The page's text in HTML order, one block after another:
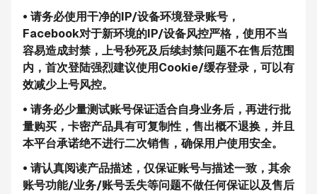
• 请务必使用干净的IP/设备环境登录账号，
Facebook对于新环境的IP/设备风控严格，使用不当
容易造成封禁，上号秒死及后续封禁问题不在售后范围
内，首次登陆强烈建议使用Cookie/缓存登录，可以有
效减少上号风控。
• 请务必少量测试账号保证适合自身业务后，再进行批
量购买，卡密产品具有可复制性，售出概不退换，并且
本平台承诺绝不进行二次销售，确保用户使用安全。
• 请认真阅读产品描述，仅保证账号与描述一致，其余
账号功能/业务/账号丢失等问题不做任何保证以及售后